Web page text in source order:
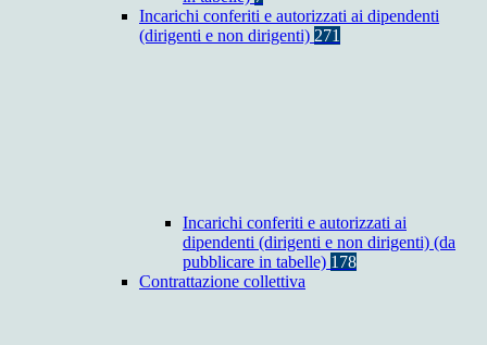
Incarichi conferiti e autorizzati ai dipendenti
(dirigenti e non dirigenti) 271
Incarichi conferiti e autorizzati ai
dipendenti (dirigenti e non dirigenti) (da
pubblicare in tabelle) 178
Contrattazione collettiva